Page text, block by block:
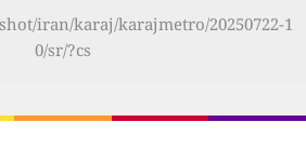
iran/karaj/karajmetro/20250722-1
0/sr/?cs